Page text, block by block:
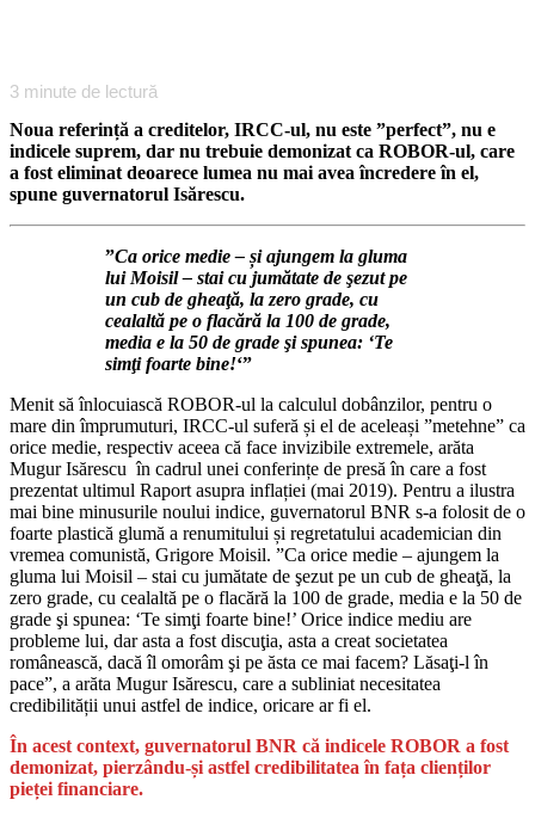
3 minute de lectură
Noua referință a creditelor, IRCC-ul, nu este ”perfect”, nu e
indicele suprem, dar nu trebuie demonizat ca ROBOR-ul, care
a fost eliminat deoarece lumea nu mai avea încredere în el,
spune guvernatorul Isărescu.
”Ca orice medie – și ajungem la gluma
lui Moisil – stai cu jumătate de şezut pe
un cub de gheaţă, la zero grade, cu
cealaltă pe o flacără la 100 de grade,
media e la 50 de grade şi spunea: ‘Te
simţi foarte bine!‘”
Menit să înlocuiască ROBOR-ul la calculul dobânzilor, pentru o
mare din împrumuturi, IRCC-ul suferă și el de aceleași ”metehne” ca
orice medie, respectiv aceea că face invizibile extremele, arăta
Mugur Isărescu în cadrul unei conferințe de presă în care a fost
prezentat ultimul Raport asupra inflației (mai 2019). Pentru a ilustra
mai bine minusurile noului indice, guvernatorul BNR s-a folosit de o
foarte plastică glumă a renumitului și regretatului academician din
vremea comunistă, Grigore Moisil. ”Ca orice medie – ajungem la
gluma lui Moisil – stai cu jumătate de şezut pe un cub de gheaţă, la
zero grade, cu cealaltă pe o flacără la 100 de grade, media e la 50 de
grade şi spunea: ‘Te simţi foarte bine!’ Orice indice mediu are
probleme lui, dar asta a fost discuţia, asta a creat societatea
românească, dacă îl omorâm şi pe ăsta ce mai facem? Lăsaţi-l în
pace”, a arăta Mugur Isărescu, care a subliniat necesitatea
credibilității unui astfel de indice, oricare ar fi el.
În acest context, guvernatorul BNR că indicele ROBOR a fost
demonizat, pierzându-și astfel credibilitatea în fața clienților
pieței financiare.